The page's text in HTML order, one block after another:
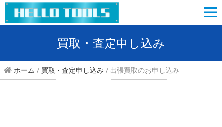
買取・査定申し込み
ホーム / 買取・査定申し込み / 出張買取のお申し込み